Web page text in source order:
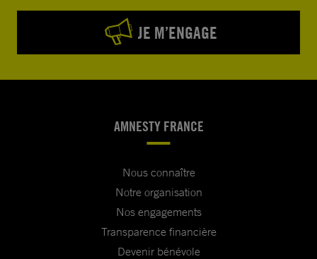
JE M’ENGAGE
AMNESTY FRANCE
Nous connaître
Notre organisation
Nos engagements
Transparence financière
Devenir bénévole